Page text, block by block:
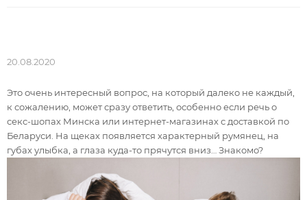
20.08.2020
Это очень интересный вопрос, на который далеко не каждый,
к сожалению, может сразу ответить, особенно если речь о
секс-шопах Минска или интернет-магазинах с доставкой по
Беларуси. На щеках появляется характерный румянец, на
губах улыбка, а глаза куда-то прячутся вниз… Знакомо?